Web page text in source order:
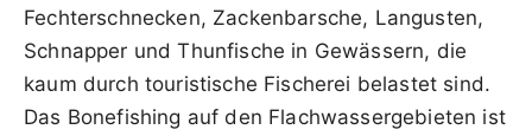
Fechterschnecken, Zackenbarsche, Langusten,
Schnapper und Thunfische in Gewässern, die
kaum durch touristische Fischerei belastet sind.
Das Bonefishing auf den Flachwassergebieten ist